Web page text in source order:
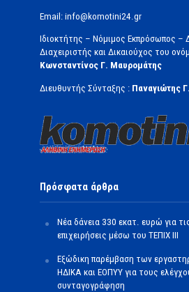
Email: info@komotini24.gr
Ιδιοκτήτης – Νόμιμος Εκπρόσωπος –
Διαχειριστής και Δικαιούχος του
Κωνσταντίνος Γ. Μαυρομάτης
Διευθυντής Σύνταξης : Παναγιώτης
Πρόσφατα άρθρα
Νέα δάνεια 330 εκατ. ευρώ για
επιχειρήσεις μέσω του ΤΕΠΙΧ ΙΙΙ
Εξώδικη παρέμβαση των
ΗΔΙΚΑ και ΕΟΠΥΥ για τους
συνταγογράφηση